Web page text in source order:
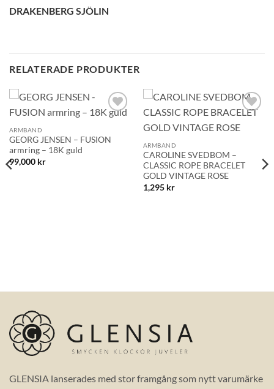
DRAKENBERG SJÖLIN
RELATERADE PRODUKTER
Lägg till i
ARMBAND
GEORG JENSEN – FUSION
armring – 18K guld
99,000 kr
önskelistan!
ARMBAND
CAROLINE SVEDBOM –
CLASSIC ROPE BRACELET
GOLD VINTAGE ROSE
1,295 kr
GLENSIA lanserades med stor framgång som nytt varumärke